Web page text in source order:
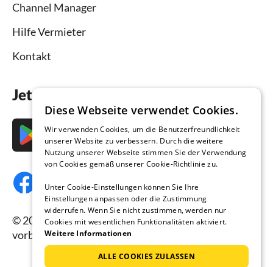
Channel Manager
Hilfe Vermieter
Kontakt
Jetzt die App downloaden
© 2026 Ferienhausmiete.de, alle Rechte
vorbehalten.
Diese Webseite verwendet Cookies.
Wir verwenden Cookies, um die Benutzerfreundlichkeit
unserer Website zu verbessern. Durch die weitere
Nutzung unserer Webseite stimmen Sie der Verwendung
von Cookies gemäß unserer Cookie-Richtlinie zu.
Unter Cookie-Einstellungen können Sie Ihre
Einstellungen anpassen oder die Zustimmung
widerrufen. Wenn Sie nicht zustimmen, werden nur
Cookies mit wesentlichen Funktionalitäten aktiviert.
Weitere Informationen
ALLE COOKIES ZULASSEN